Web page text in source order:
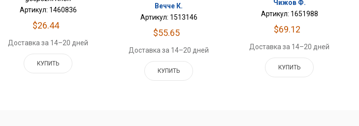
Артикул: 1460836
$26.44
Доставка за 14–20 дней
КУПИТЬ
Вечче К.
Артикул: 1513146
$55.65
Доставка за 14–20 дней
КУПИТЬ
Чижов Ф.
Артикул: 1651988
$69.12
Доставка за 14–20 дней
КУПИТЬ